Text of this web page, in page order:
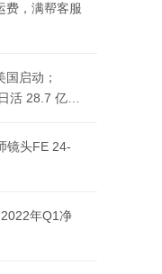
费，满帮客服
启动；
活 28.7 亿
镜头FE 24-
年Q1净